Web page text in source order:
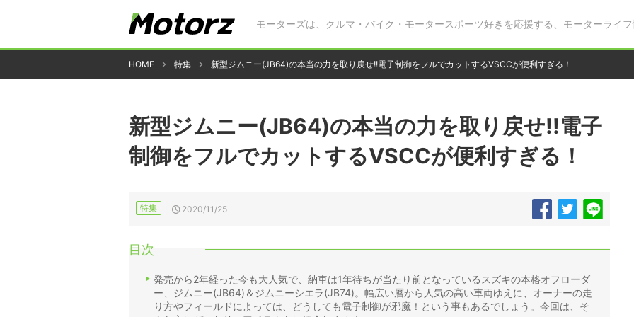
モーターズは、クルマ・バイク・モータースポーツ好きを応援する、モーターライフ
HOME 特集 新型ジムニー(JB64)の本当の力を取り戻せ!!電子制御をフルでカットするVSCCが便利すぎる！
新型ジムニー(JB64)の本当の力を取り戻せ!!電子
制御をフルでカットするVSCCが便利すぎる！
特集 2020/11/25
目次
発売から2年経った今も大人気で、納車は1年待ちが当たり前となっているスズキの本格オフローダ
ー、ジムニー(JB64)＆ジムニーシエラ(JB74)。幅広い層から人気の高い車両ゆえに、オーナーの走
り方やフィールドによっては、どうしても電子制御が邪魔！という事もあるでしょう。今回は、そ